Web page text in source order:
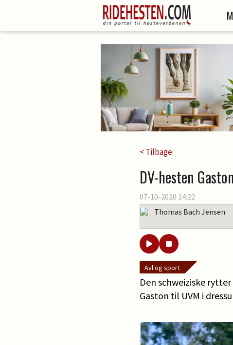
< Tilbage
DV-hesten
07-10-2020 14:22
Thomas Bach Jensen
Avl og sport
Den schweiziske
Gaston til UVM i